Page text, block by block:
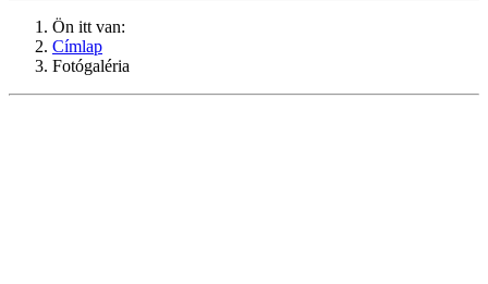
Ön itt van:
Címlap
Fotógaléria